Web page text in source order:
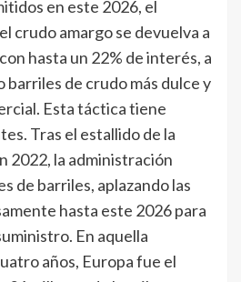
en este 2026, el
crudo amargo se devuelva a
hasta un 22% de interés, a
de crudo más dulce y
Esta táctica tiene
Tras el estallido de la
2022, la administración
de barriles, aplazando las
hasta este 2026 para
En aquella
años, Europa fue el